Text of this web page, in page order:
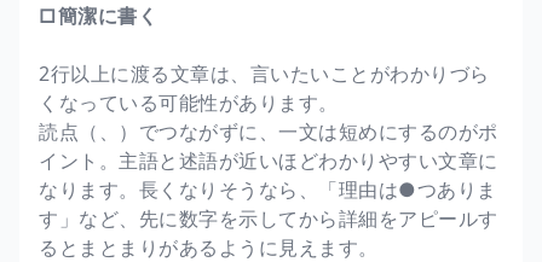
□簡潔に書く
2行以上に渡る文章は、言いたいことがわかりづら
くなっている可能性があります。
読点（、）でつながずに、一文は短めにするのがポ
イント。主語と述語が近いほどわかりやすい文章に
なります。長くなりそうなら、「理由は●つありま
す」など、先に数字を示してから詳細をアピールす
るとまとまりがあるように見えます。